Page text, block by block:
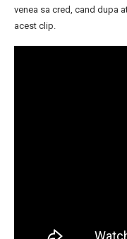
venea sa cred, cand dupa
acest clip.